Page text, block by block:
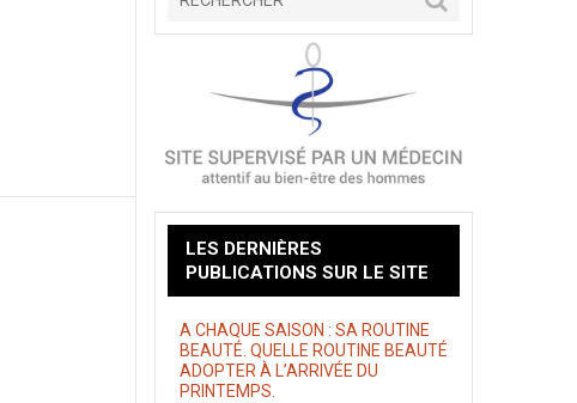
LES DERNIÈRES
PUBLICATIONS SUR LE SITE
A CHAQUE SAISON : SA ROUTINE
BEAUTÉ. QUELLE ROUTINE BEAUTÉ
ADOPTER À L’ARRIVÉE DU
PRINTEMPS.